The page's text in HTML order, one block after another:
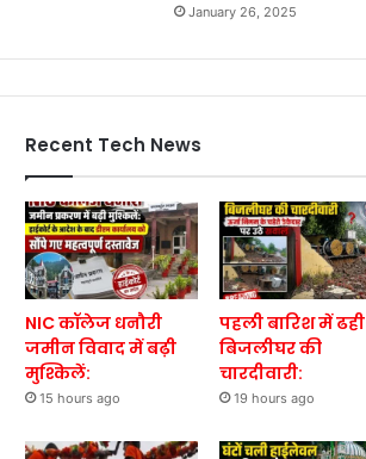
January 26, 2025
Recent Tech News
NIC कॉलेज धनौरी
जमीन विवाद में बढ़ी
मुश्किलें:
15 hours ago
पहली बारिश में ढही
बिजलीघर की
चारदीवारी:
19 hours ago